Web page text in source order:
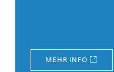
MEHR INFO